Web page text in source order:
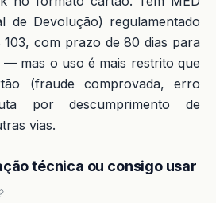
de Devolução) regulamentado
103, com prazo de 80 dias para
mas o uso é mais restrito que
(fraude comprovada, erro
por descumprimento de
vias.
técnica ou consigo usar